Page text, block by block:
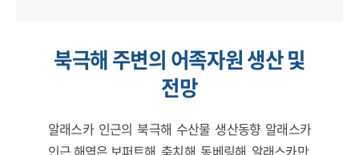
북극해 주변의 어족자원 생산 및
전망
알래스카 인근의 북극해 수산물 생산동향 알래스카
인근 해역은 보퍼트해, 축치해, 동베링해, 알래스카만,